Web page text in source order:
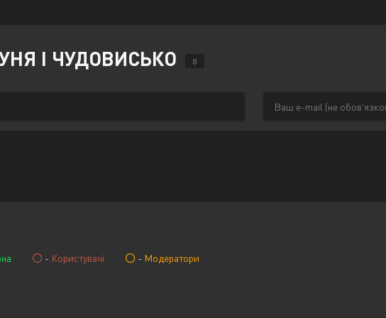
І ЧУДОВИСЬКО 0
- Користувачі - Модератори